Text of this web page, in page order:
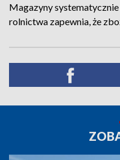
Magazyny systematycznie
rolnictwa zapewnia, że